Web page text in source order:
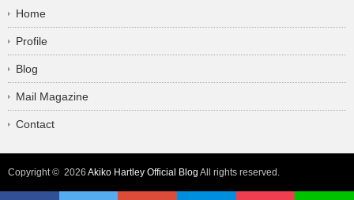
Home
Profile
Blog
Mail Magazine
Contact
Copyright © 2026 Akiko Hartley Official Blog All rights reserved.